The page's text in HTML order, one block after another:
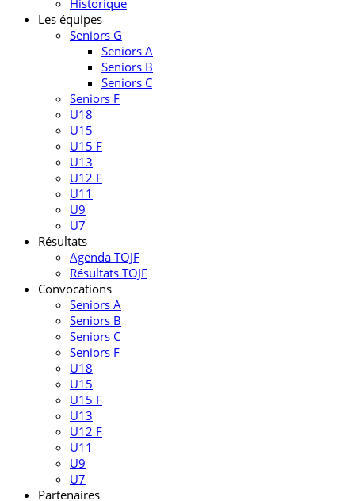
Historique
Les équipes
Seniors G
Seniors A
Seniors B
Seniors C
Seniors F
U18
U15
U15 F
U13
U12 F
U11
U9
U7
Résultats
Agenda TOJF
Résultats TOJF
Convocations
Seniors A
Seniors B
Seniors C
Seniors F
U18
U15
U15 F
U13
U12 F
U11
U9
U7
Partenaires